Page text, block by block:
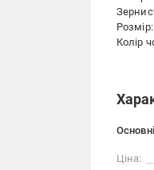
Колір
Ціна: